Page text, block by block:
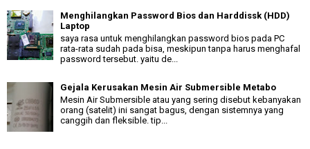
Menghilangkan Password Bios dan Harddissk (HDD)
Laptop
saya rasa untuk menghilangkan password bios pada PC
rata-rata sudah pada bisa, meskipun tanpa harus menghafal
password tersebut. yaitu de...
Gejala Kerusakan Mesin Air Submersible Metabo
Mesin Air Submersible atau yang sering disebut kebanyakan
orang (satelit) ini sangat bagus, dengan sistemnya yang
canggih dan fleksible. tip...